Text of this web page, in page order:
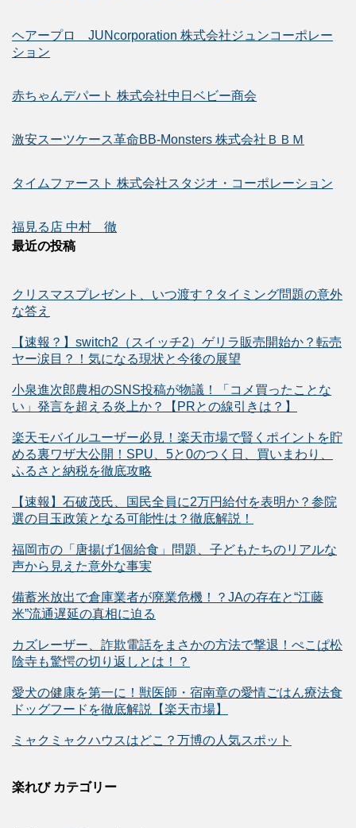
ヘアープロ JUNcorporation 株式会社ジュンコーポレー
ション
赤ちゃんデパート 株式会社中日ベビー商会
激安スーツケース革命BB-Monsters 株式会社ＢＢＭ
タイムファースト 株式会社スタジオ・コーポレーション
福見る店 中村 徹
最近の投稿
クリスマスプレゼント、いつ渡す？タイミング問題の意外
な答え
【速報？】switch2（スイッチ2）ゲリラ販売開始か？転売
ヤー涙目？！気になる現状と今後の展望
小泉進次郎農相のSNS投稿が物議！「コメ買ったことな
い」発言を超える炎上か？【PRとの線引きは？】
楽天モバイルユーザー必見！楽天市場で賢くポイントを貯
める裏ワザ大公開！SPU、5と0のつく日、買いまわり、
ふるさと納税を徹底攻略
【速報】石破茂氏、国民全員に2万円給付を表明か？参院
選の目玉政策となる可能性は？徹底解説！
福岡市の「唐揚げ1個給食」問題、子どもたちのリアルな
声から見えた意外な事実
備蓄米放出で倉庫業者が廃業危機！？JAの存在と“江藤
米”流通遅延の真相に迫る
カズレーザー、詐欺電話をまさかの方法で撃退！ぺこぱ松
陰寺も驚愕の切り返しとは！？
愛犬の健康を第一に！獣医師・宿南章の愛情ごはん療法食
ドッグフードを徹底解説【楽天市場】
ミャクミャクハウスはどこ？万博の人気スポット
楽れび カテゴリー